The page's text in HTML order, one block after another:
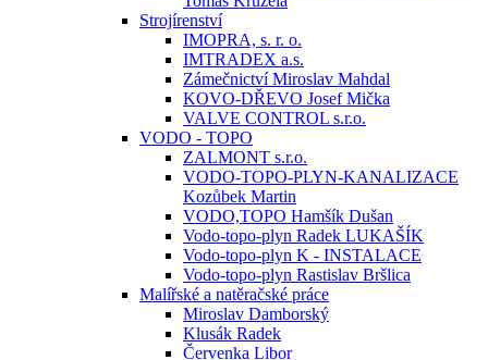
Strojírenství
IMOPRA, s. r. o.
IMTRADEX a.s.
Zámečnictví Miroslav Mahdal
KOVO-DŘEVO Josef Mička
VALVE CONTROL s.r.o.
VODO - TOPO
ZALMONT s.r.o.
VODO-TOPO-PLYN-KANALIZACE
Kozůbek Martin
VODO,TOPO Hamšík Dušan
Vodo-topo-plyn Radek LUKAŠÍK
Vodo-topo-plyn K - INSTALACE
Vodo-topo-plyn Rastislav Bršlica
Malířské a natěračské práce
Miroslav Damborský
Klusák Radek
Červenka Libor